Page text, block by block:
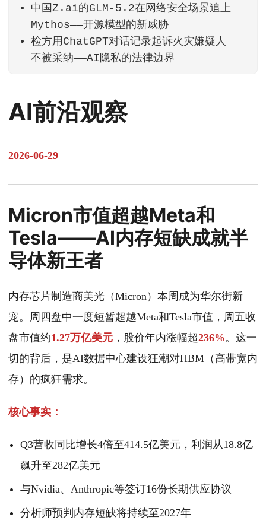
中国Z.ai的GLM-5.2在网络安全场景追上
Mythos——开源模型的新威胁
检方用ChatGPT对话记录起诉火灾嫌疑人
不被采纳——AI隐私的法律边界
AI前沿观察
2026-06-29
Micron市值超越Meta和
Tesla——AI内存短缺成就半
导体新王者
内存芯片制造商美光（Micron）本周成为华尔街新
宠。周四盘中一度短暂超越Meta和Tesla市值，周五收
盘市值约1.27万亿美元 ，股价年内涨幅超236%。这一
切的背后，是AI数据中心建设狂潮对HBM（高带宽内
存）的疯狂需求。
核心事实：
Q3营收同比增长4倍至414.5亿美元，利润从18.8亿
飙升至282亿美元
与Nvidia、Anthropic等签订16份长期供应协议
分析师预判内存短缺将持续至2027年